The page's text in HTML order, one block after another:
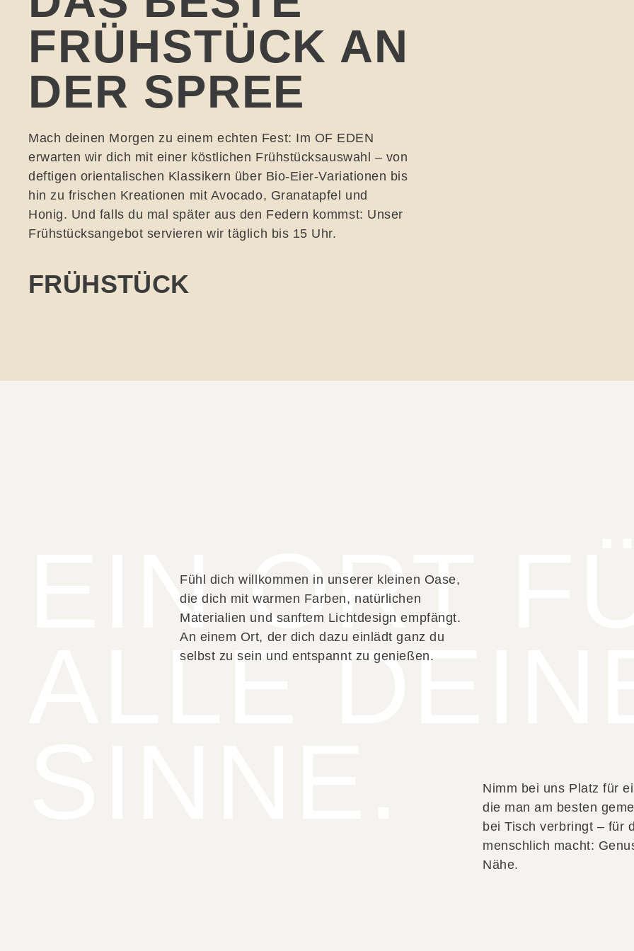
FRÜHSTÜCK AN
DER SPREE
Mach deinen Morgen zu einem echten Fest: Im OF EDEN
erwarten wir dich mit einer köstlichen Frühstücksauswahl – von
deftigen orientalischen Klassikern über Bio-Eier-Variationen bis
hin zu frischen Kreationen mit Avocado, Granatapfel und
Honig. Und falls du mal später aus den Federn kommst: Unser
Frühstücksangebot servieren wir täglich bis 15 Uhr.
FRÜHSTÜCK
EIN ORT
ALLE
Fühl dich willkommen in unserer kleinen Oase,
die dich mit warmen Farben, natürlichen
Materialien und sanftem Lichtdesign empfängt.
An einem Ort, der dich dazu einlädt ganz du
selbst zu sein und entspannt zu genießen.
Nimm bei uns Platz für
die man am besten
bei Tisch verbringt – für
menschlich macht:
Nähe.